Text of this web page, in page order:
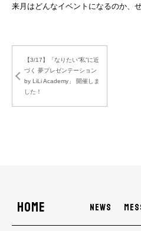
来月はどんなイベントになるのか、
【3/17】「なりたい”私”に近
づく 夢プレゼンテーション
by LiLi Academy」 開催しま
した！
HOME NEWS